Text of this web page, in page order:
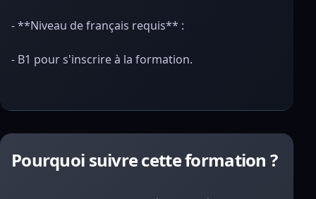
- **Niveau de français requis** :
- B1 pour s'inscrire à la formation.
Pourquoi suivre cette formation ?